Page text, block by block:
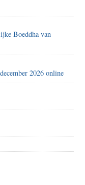
Boeddha van
2026 online